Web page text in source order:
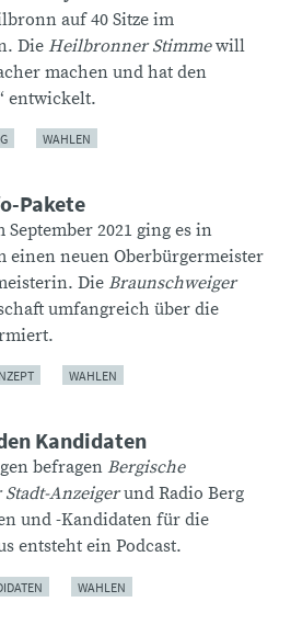
auf 40 Sitze im
DieHeilbronner Stimmewill
machen und hat den
entwickelt.
WAHLEN
Pakete
2021 ging es in
einen neuen Oberbürgermeister
Die Braunschweiger
umfangreich über die
WAHLEN
Kandidaten
befragen Bergische
Anzeigerund Radio Berg
und -Kandidaten für die
entsteht ein Podcast.
WAHLEN